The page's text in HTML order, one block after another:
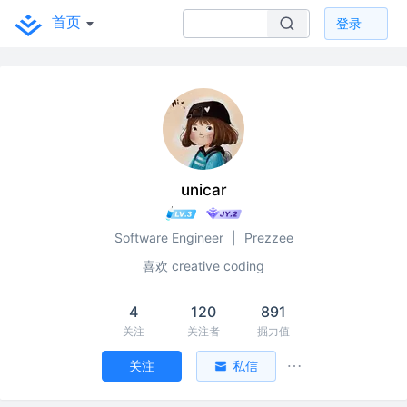
首页 登录
unicar
Software Engineer
Prezzee
喜欢 creative coding
4
关注
120
关注者
891
掘力值
关注 私信